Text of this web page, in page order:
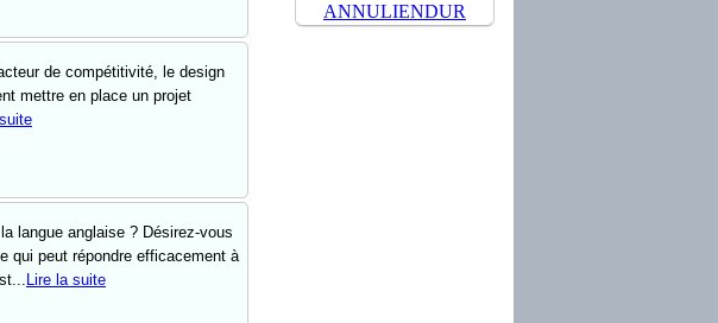
ANNULIENDUR
de compétitivité, le design
mettre en place un projet
langue anglaise ? Désirez-vous
qui peut répondre efficacement à
Lire la suite